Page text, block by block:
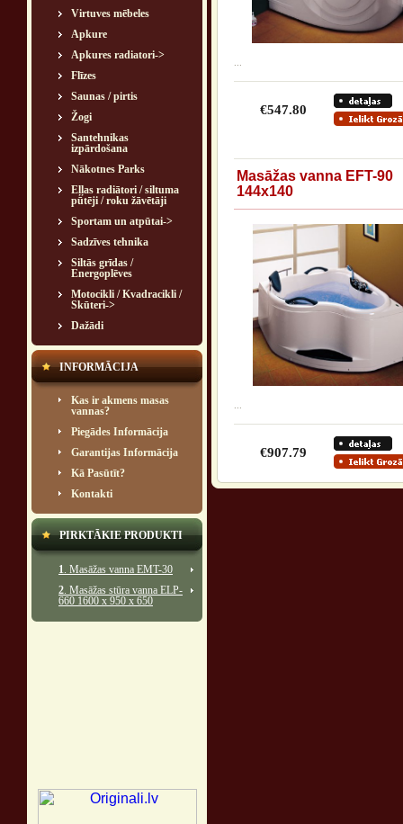
Virtuves mēbeles
Apkure
Apkures radiatori->
Flīzes
Saunas / pirtis
Žogi
Santehnikas
izpārdošana
Nākotnes Parks
Eļļas radiātori / siltuma
pūtēji / roku žāvētāji
Sportam un atpūtai->
Sadzīves tehnika
Siltās grīdas /
Energoplēves
Motocikli / Kvadracikli /
Skūteri->
Dažādi
INFORMĀCIJA
Kas ir akmens masas
vannas?
Piegādes Informācija
Garantijas Informācija
Kā Pasūtīt?
Kontakti
PIRKTĀKIE PRODUKTI
1. Masāžas vanna EMT-30
2. Masāžas stūra vanna ELP-
660 1600 x 950 x 650
€547.80
Masāžas vanna EFT-90
144x140
€907.79